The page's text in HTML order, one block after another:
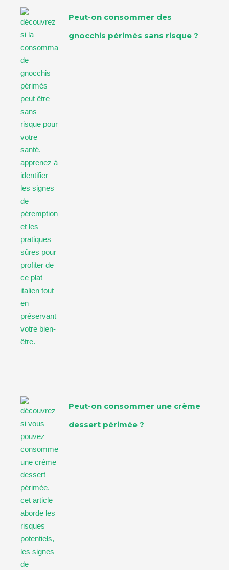
Peut-on consommer des
gnocchis périmés sans risque ?
Peut-on consommer une crème
dessert périmée ?